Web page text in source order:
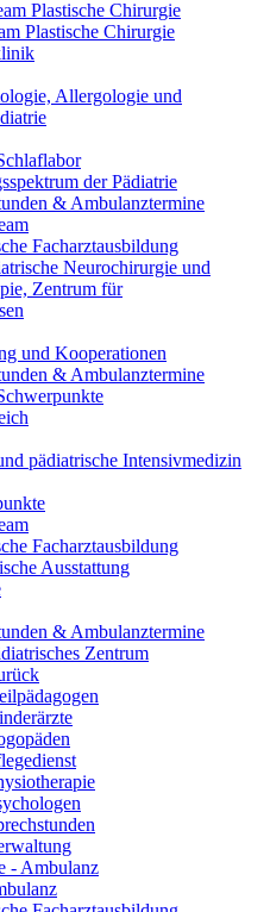
Plastische Chirurgie
Plastische Chirurgie
Allergologie und
der Pädiatrie
& Ambulanztermine
Facharztausbildung
Neurochirurgie und
Zentrum für
und Kooperationen
& Ambulanztermine
pädiatrische Intensivmedizin
Facharztausbildung
Ausstattung
& Ambulanztermine
Zentrum
- Ambulanz